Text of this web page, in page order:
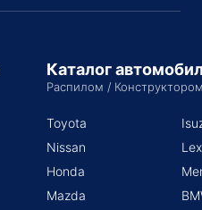
Каталог
Распилом /
Toyota
Nissan
Honda
Mazda